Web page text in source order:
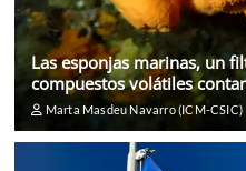
Las esponjas marinas, un
compuestos volátiles
Marta Masdeu Navarro (ICM-CSIC)